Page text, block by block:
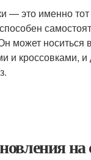
— это именно
может носиться
и кроссовками, и
на